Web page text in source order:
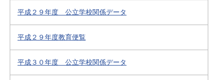
平成２９年度 公立学校関係データ
平成２９年度教育便覧
平成３０年度 公立学校関係データ